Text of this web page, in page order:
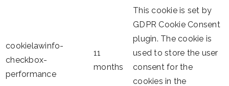
cookielawinfo-
checkbox-
performance
11
months
This cookie is set by
GDPR Cookie Consent
plugin. The cookie is
used to store the user
consent for the
cookies in the